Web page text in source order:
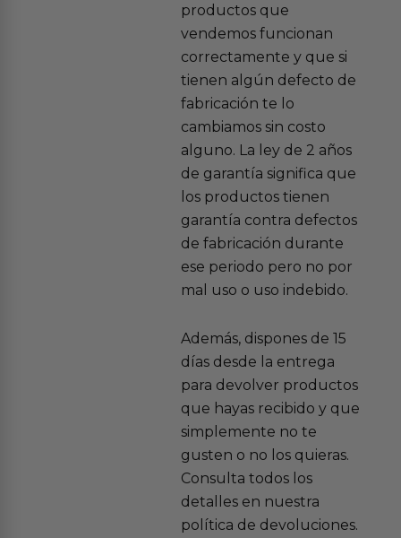
productos que
vendemos funcionan
correctamente y que si
tienen algún defecto de
fabricación te lo
cambiamos sin costo
alguno. La ley de 2 años
de garantía significa que
los productos tienen
garantía contra defectos
de fabricación durante
ese periodo pero no por
mal uso o uso indebido.
Además, dispones de 15
días desde la entrega
para devolver productos
que hayas recibido y que
simplemente no te
gusten o no los quieras.
Consulta todos los
detalles en nuestra
política de devoluciones.